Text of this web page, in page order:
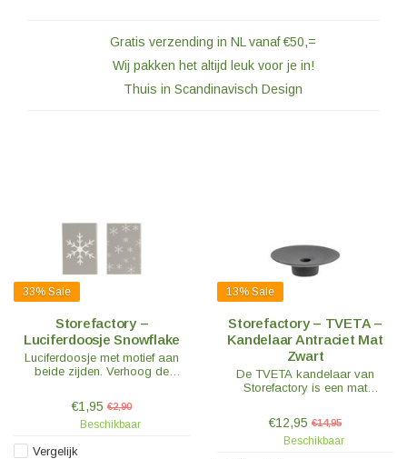
Gratis verzending in NL vanaf €50,=
Wij pakken het altijd leuk voor je in!
Thuis in Scandinavisch Design
33% Sale
Storefactory –
Luciferdoosje Snowflake
Luciferdoosje met motief aan
beide zijden. Verhoog de
aan met deze lucifers.
€1,95 €2,90
Beschikbaar
Vergelijk
13% Sale
Storefactory – TVETA –
Kandelaar Antraciet Mat
Zwart
De TVETA kandelaar van
Storefactory is een mat
detail voor de tafelaankleding,
op de salontafel of op de
vensterbank.
€12,95 €14,95
Beschikbaar